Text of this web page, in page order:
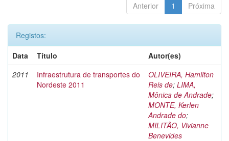
Anterior 1 Próxima
Registos:
Data
Título
Autor(es)
2011
Infraestrutura de transportes do
Nordeste 2011
OLIVEIRA, Hamilton
Reis de; LIMA,
Mônica de Andrade;
MONTE, Kerlen
Andrade do;
MILITÃO, Vivianne
Benevides